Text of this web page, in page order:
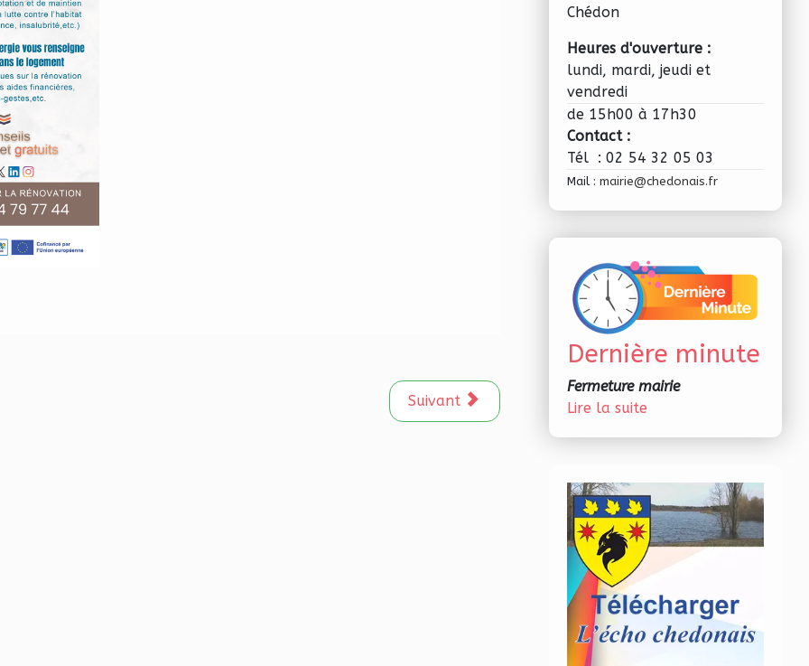
Article suivant : ENEDIS vous informe
Suivant
Chédon
Heures d'ouverture :
lundi, mardi, jeudi et
vendredi
de 15h00 à 17h30
Contact :
Tél : 02 54 32 05 03
Mail : mairie@chedonais.fr
Dernière minute
Fermeture mairie
Lire la suite